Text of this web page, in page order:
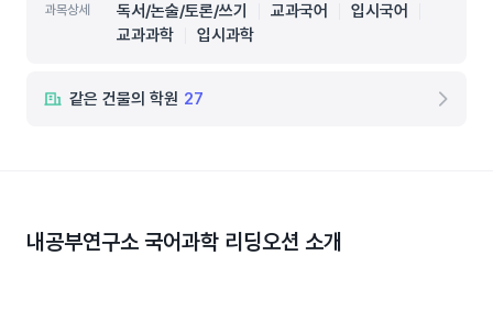
과목상세 독서/논술/토론/쓰기 교과국어
입시국어
교과과학
입시과학
같은 건물의 학원 27
내공부연구소 국어과학 리딩오션 소개